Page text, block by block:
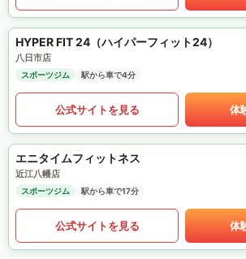
HYPER FIT 24（ハイパーフィット24）
八日市店
スポーツジム 駅から車で4分
公式サイトを見る 体
エニタイムフィットネス
近江八幡店
スポーツジム 駅から車で17分
公式サイトを見る 体